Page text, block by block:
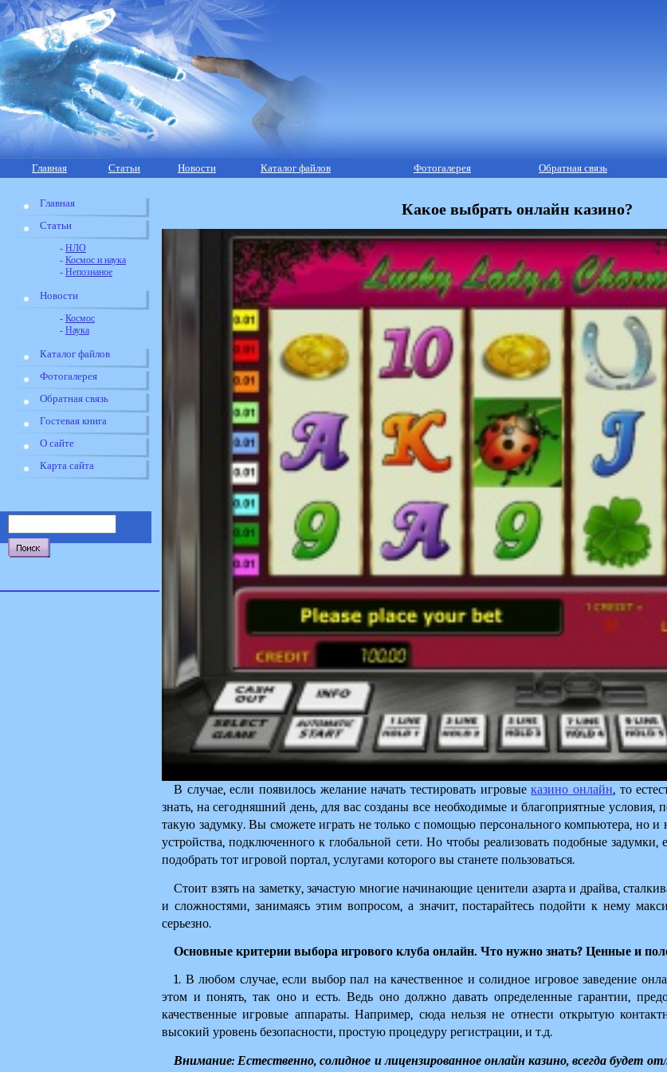
Главная Статьи Новости Каталог файлов Фотогалерея Обратная связь
Главная
Статьи
- НЛО
- Космос и наука
- Непознаное
Новости
- Космос
- Наука
Каталог файлов
Фотогалерея
Обратная связь
Гостевая книга
О сайте
Карта сайта
Какое выбрать онлайн казино?
В случае, если появилось желание начать тестировать игровые казино онлайн, то
знать, на сегодняшний день, для вас созданы все необходимые и благоприятные условия,
такую задумку. Вы сможете играть не только с помощью персонального компьютера, но и
устройства, подключенного к глобальной сети. Но чтобы реализовать подобные
подобрать тот игровой портал, услугами которого вы станете пользоваться.
Стоит взять на заметку, зачастую многие начинающие ценители азарта и драйва,
и сложностями, занимаясь этим вопросом, а значит, постарайтесь подойти к нему
серьезно.
Основные критерии выбора игрового клуба онлайн. Что нужно знать? Ценные и
1. В любом случае, если выбор пал на качественное и солидное игровое заведение
этом и понять, так оно и есть. Ведь оно должно давать определенные гарантии,
качественные игровые аппараты. Например, сюда нельзя не отнести открытую
высокий уровень безопасности, простую процедуру регистрации, и т.д.
Внимание: Естественно, солидное и лицензированное онлайн казино, всегда будет